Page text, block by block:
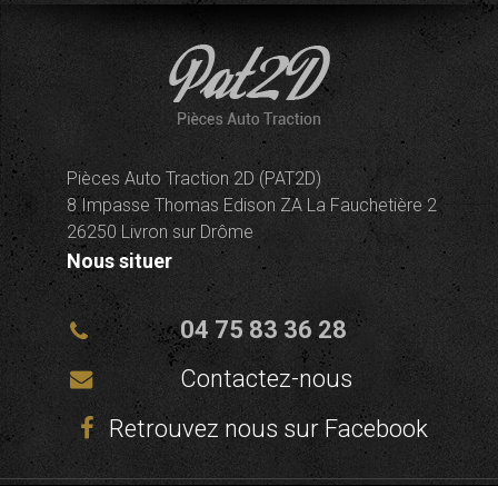
Pièces Auto Traction 2D (PAT2D)
8 Impasse Thomas Edison ZA La Fauchetière 2
26250 Livron sur Drôme
Nous situer
04 75 83 36 28
Contactez-nous
Retrouvez nous sur Facebook